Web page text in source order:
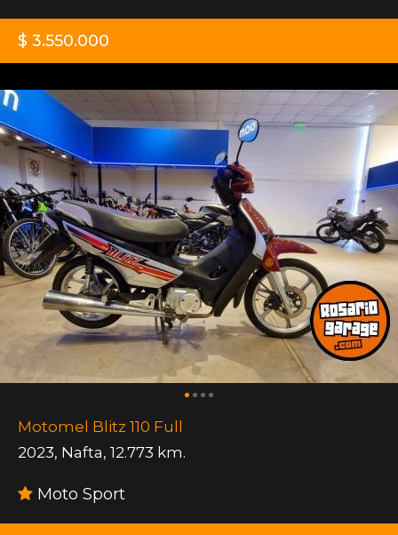
$ 3.550.000
Motomel Blitz 110 Full
2023, Nafta, 12.773 km.
Moto Sport